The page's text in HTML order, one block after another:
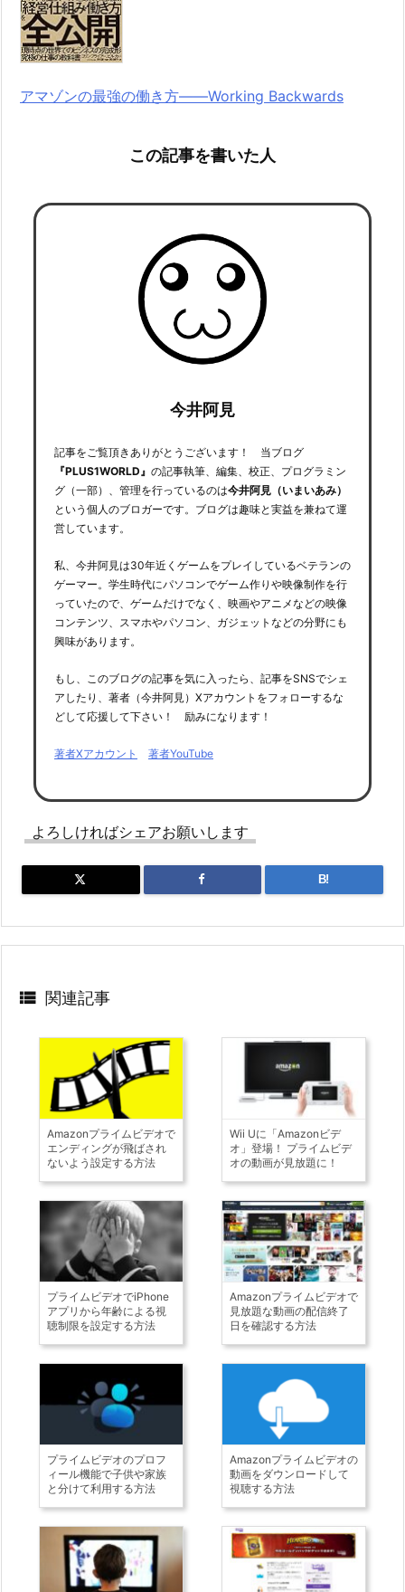
アマゾンの最強の働き方――Working Backwards
この記事を書いた人
今井阿見
記事をご覧頂きありがとうございます！ 当ブログ
『PLUS1WORLD』 の記事執筆、編集、校正、プログラミン
グ（一部）、管理を行っているのは今井阿見（いまいあみ）
という個人のブロガーです。ブログは趣味と実益を兼ねて運
営しています。
私、今井阿見は30年近くゲームをプレイしているベテランの
ゲーマー。学生時代にパソコンでゲーム作りや映像制作を行
っていたので、ゲームだけでなく、映画やアニメなどの映像
コンテンツ、スマホやパソコン、ガジェットなどの分野にも
興味があります。
もし、このブログの記事を気に入ったら、記事をSNSでシェ
アしたり、著者（今井阿見）Xアカウントをフォローするな
どして応援して下さい！ 励みになります！
著者Xアカウント 著者YouTube
よろしければシェアお願いします
B!
 関連記事
Amazonプライムビデオで
エンディングが飛ばされ
ないよう設定する方法
Wii Uに「Amazonビデ
オ」登場！ プライムビデ
オの動画が見放題に！
プライムビデオでiPhone
アプリから年齢による視
聴制限を設定する方法
Amazonプライムビデオで
見放題な動画の配信終了
日を確認する方法
プライムビデオのプロフ
ィール機能で子供や家族
と分けて利用する方法
Amazonプライムビデオの
動画をダウンロードして
視聴する方法